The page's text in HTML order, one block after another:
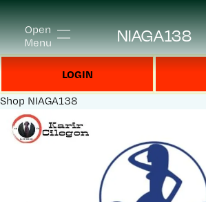
Open
Menu
NIAGA138
LOGIN
Shop NIAGA138